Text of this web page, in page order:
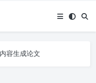
容生成论文
育。现已接入代刷代考项目3000+
育。现已接入代刷代考项目3000+